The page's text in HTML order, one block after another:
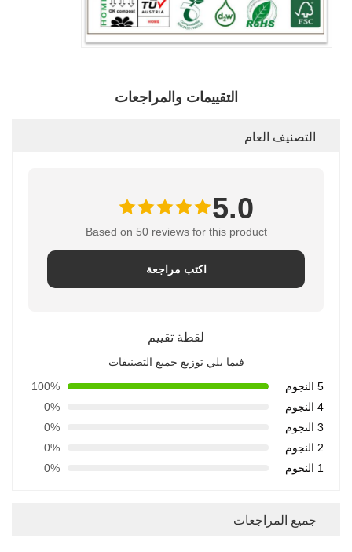
التقييمات والمراجعات
التصنيف العام
5.0
Based on 50 reviews for this product
اكتب مراجعة
لقطة تقييم
فيما يلي توزيع جميع التصنيفات
5 النجوم
100%
4 النجوم
0%
3 النجوم
0%
2 النجوم
0%
1 النجوم
0%
جميع المراجعات